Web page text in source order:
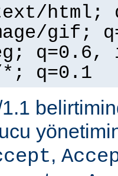
html;
gif;
q=0.6,
q=0.1
,